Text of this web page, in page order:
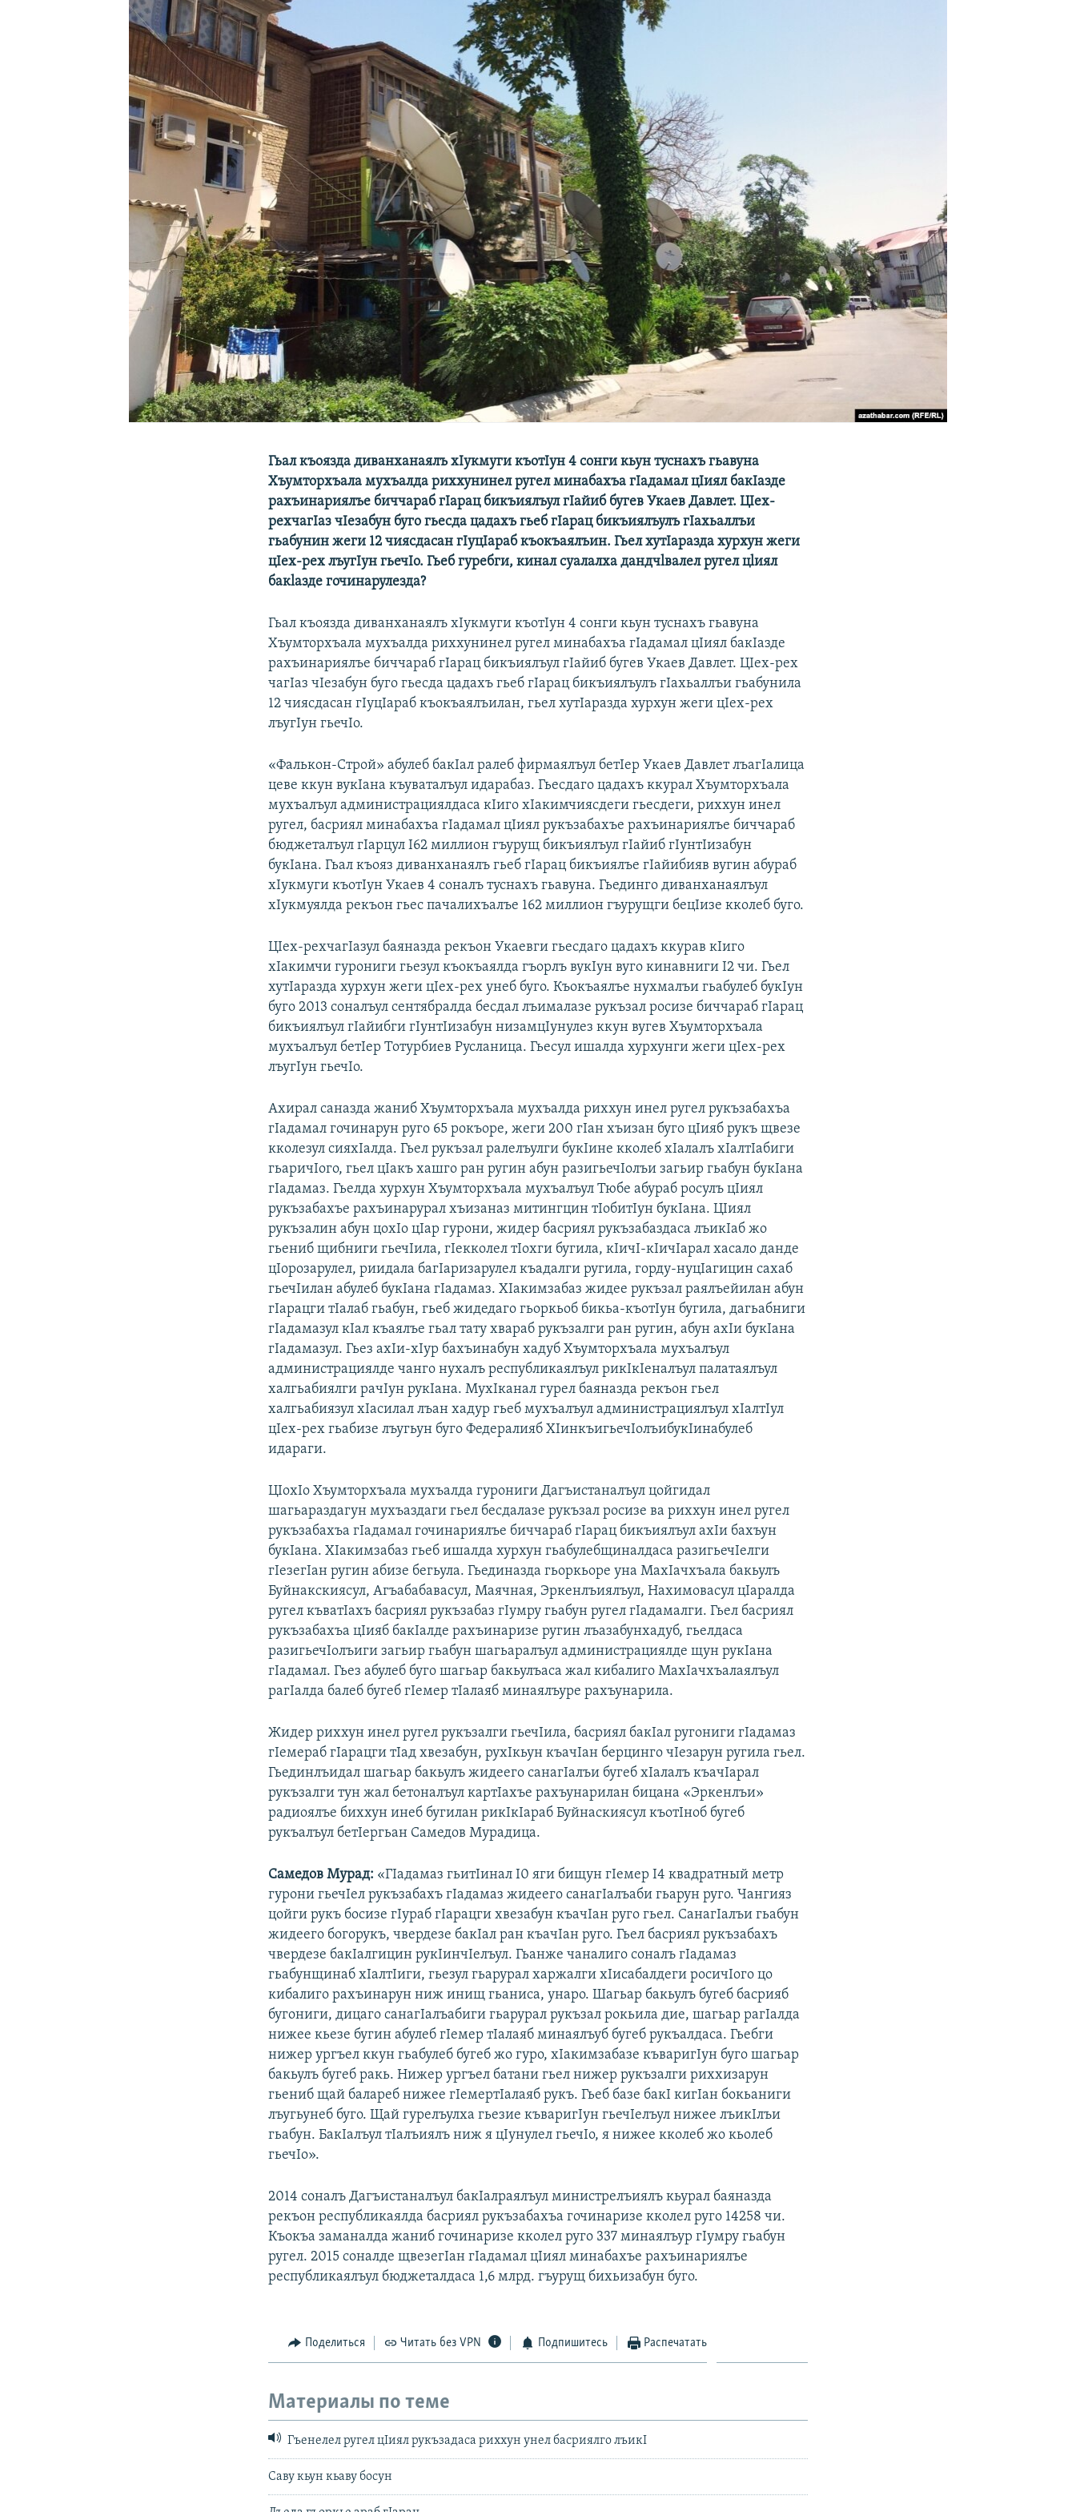
ПОДПИШИТЕСЬ НА РАССЫЛКУ
Гьал къоязда диванханаялъ хIукмуги къотIун 4 сонги кьун туснахъ гьавуна
Хъумторхъала мухъалда риххунинел ругел минабахъа гIадамал цIиял бакIазде
рахъинариялъе биччараб гIарац бикъиялъул гIайиб бугев Укаев Давлет. ЦIех-
рехчагIаз чIезабун буго гьесда цадахъ гьеб гIарац бикъиялъулъ гIахьаллъи
гьабунин жеги 12 чиясдасан гIуцIараб къокъаялъин. Гьел хутIаразда хурхун жеги
цIех-рех лъугIун гьечIо. Гьеб гуребги, кинал суалалха дандчlвалел ругел цlиял
бакlазде гочинарулезда?
Гьал къоязда диванханаялъ хIукмуги къотIун 4 сонги кьун туснахъ гьавуна
Хъумторхъала мухъалда риххунинел ругел минабахъа гIадамал цIиял бакIазде
рахъинариялъе биччараб гIарац бикъиялъул гIайиб бугев Укаев Давлет. ЦIех-рех
чагIаз чIезабун буго гьесда цадахъ гьеб гIарац бикъиялъулъ гIахьаллъи гьабунила
12 чиясдасан гIуцIараб къокъаялъилан, гьел хутIаразда хурхун жеги цIех-рех
лъугIун гьечIо.
«Фалькон-Строй» абулеб бакIал ралеб фирмаялъул бетIер Укаев Давлет лъагIалица
цеве ккун вукIана къуваталъул идарабаз. Гьесдаго цадахъ ккурал Хъумторхъала
мухъалъул администрациялдаса кIиго хIакимчиясдеги гьесдеги, риххун инел
ругел, басриял минабахъа гIадамал цIиял рукъзабахъе рахъинариялъе биччараб
бюджеталъул гIарцул I62 миллион гъурущ бикъиялъул гIайиб гIунтIизабун
букIана. Гьал къояз диванханаялъ гьеб гIарац бикъиялъе гIайибияв вугин абураб
хIукмуги къотIун Укаев 4 соналъ туснахъ гьавуна. Гьединго диванханаялъул
хIукмуялда рекъон гьес пачалихъалъе 162 миллион гъурущги бецIизе кколеб буго.
ЦIех-рехчагIазул баяназда рекъон Укаевги гьесдаго цадахъ ккурав кIиго
хIакимчи гурониги гьезул къокъаялда гъорлъ вукIун вуго кинавниги I2 чи. Гьел
хутIаразда хурхун жеги цIех-рех унеб буго. Къокъаялъе нухмалъи гьабулеб букIун
буго 2013 соналъул сентябралда бесдал лъималазе рукъзал росизе биччараб гIарац
бикъиялъул гIайибги гIунтIизабун низамцIунулез ккун вугев Хъумторхъала
мухъалъул бетIер Тотурбиев Русланица. Гьесул ишалда хурхунги жеги цIех-рех
лъугIун гьечIо.
Ахирал саназда жаниб Хъумторхъала мухъалда риххун инел ругел рукъзабахъа
гIадамал гочинарун руго 65 рокъоре, жеги 200 гIан хъизан буго цIияб рукъ щвезе
кколезул сияхIалда. Гьел рукъзал ралелъулги букIине кколеб хIалалъ хIалтIабиги
гьаричIого, гьел цIакъ хашго ран ругин абун разигьечIолъи загьир гьабун букIана
гIадамаз. Гьелда хурхун Хъумторхъала мухъалъул Тюбе абураб росулъ цIиял
рукъзабахъе рахъинарурал хъизаназ митингцин тIобитIун букIана. ЦIиял
рукъзалин абун цохIо цIар гурони, жидер басриял рукъзабаздаса лъикIаб жо
гьениб щибниги гьечIила, гIекколел тIохги бугила, кIичI-кIичIарал хасало данде
цIорозарулел, риидала багIаризарулел къадалги ругила, горду-нуцIагицин сахаб
гьечIилан абулеб букIана гIадамаз. ХIакимзабаз жидее рукъзал раялъейилан абун
гIарацги тIалаб гьабун, гьеб жидедаго гьоркьоб бикьа-къотIун бугила, дагьабниги
гIадамазул кIал къаялъе гьал тату хвараб рукъзалги ран ругин, абун ахIи букIана
гIадамазул. Гьез ахIи-хIур бахъинабун хадуб Хъумторхъала мухъалъул
администрациялде чанго нухалъ республикаялъул рикIкIеналъул палатаялъул
халгьабиялги рачIун рукIана. МухIканал гурел баяназда рекъон гьел
халгьабиязул хIасилал лъан хадур гьеб мухъалъул администрациялъул хIалтIул
цIех-рех гьабизе лъугьун буго Федералияб ХIинкъигьечIолъибукIинабулеб
идараги.
ЦIохIо Хъумторхъала мухъалда гурониги Дагъистаналъул цойгидал
шагьараздагун мухъаздаги гьел бесдалазе рукъзал росизе ва риххун инел ругел
рукъзабахъа гIадамал гочинариялъе биччараб гIарац бикъиялъул ахIи бахъун
букIана. ХIакимзабаз гьеб ишалда хурхун гьабулебщиналдаса разигьечIелги
гIезегIан ругин абизе бегьула. Гьединазда гьоркьоре уна МахIачхъала бакьулъ
Буйнакскиясул, Агъабабавасул, Маячная, Эркенлъиялъул, Нахимовасул цIаралда
ругел къватIахъ басриял рукъзабаз гIумру гьабун ругел гIадамалги. Гьел басриял
рукъзабахъа цIияб бакIалде рахъинаризе ругин лъазабунхадуб, гьелдаса
разигьечIолъиги загьир гьабун шагьаралъул администрациялде щун рукIана
гIадамал. Гьез абулеб буго шагьар бакьулъаса жал кибалиго МахIачхъалаялъул
рагIалда балеб бугеб гIемер тIалаяб минаялъуре рахъунарила.
Жидер риххун инел ругел рукъзалги гьечIила, басриял бакIал ругониги гIадамаз
гIемераб гIарацги тIад хвезабун, рухIкьун къачIан берцинго чIезарун ругила гьел.
Гьединлъидал шагьар бакьулъ жидеего санагIалъи бугеб хIалалъ къачIарал
рукъзалги тун жал бетоналъул картIахъе рахъунарилан бицана «Эркенлъи»
радиоялъе биххун инеб бугилан рикIкIараб Буйнаскиясул къотIноб бугеб
рукъалъул бетIергьан Самедов Мурадица.
Самедов Мурад: «ГIадамаз гьитIинал I0 яги бищун гIемер I4 квадратный метр
гурони гьечIел рукъзабахъ гIадамаз жидеего санагIалъаби гьарун руго. Чангияз
цойги рукъ босизе гIураб гIарацги хвезабун къачIан руго гьел. СанагIалъи гьабун
жидеего богорукъ, чвердезе бакIал ран къачIан руго. Гьел басриял рукъзабахъ
чвердезе бакIалгицин рукIинчIелъул. Гьанже чаналиго соналъ гIадамаз
гьабунщинаб хIалтIиги, гьезул гьарурал харжалги хIисабалдеги росичIого цо
кибалиго рахъинарун ниж инищ гьаниса, унаро. Шагьар бакьулъ бугеб басрияб
бугониги, дицаго санагIалъабиги гьарурал рукъзал рокьила дие, шагьар рагIалда
нижее кьезе бугин абулеб гIемер тIалаяб минаялъуб бугеб рукъалдаса. Гьебги
нижер ургъел ккун гьабулеб бугеб жо гуро, хIакимзабазе къваригIун буго шагьар
бакьулъ бугеб ракь. Нижер ургъел батани гьел нижер рукъзалги риххизарун
гьениб щай балареб нижее гIемертIалаяб рукъ. Гьеб базе бакI кигIан бокьаниги
лъугьунеб буго. Щай гурелъулха гьезие къваригIун гьечIелъул нижее лъикIлъи
гьабун. БакIалъул тIалъиялъ ниж я цIунулел гьечIо, я нижее кколеб жо кьолеб
гьечIо».
2014 соналъ Дагъистаналъул бакIалраялъул министрелъиялъ кьурал баяназда
рекъон республикаялда басриял рукъзабахъа гочинаризе кколел руго 14258 чи.
Къокъа заманалда жаниб гочинаризе кколел руго 337 минаялъур гIумру гьабун
ругел. 2015 соналде щвезегIан гIадамал цIиял минабахъе рахъинариялъе
республикаялъул бюджеталдаса 1,6 млрд. гъурущ бихьизабун буго.
Поделиться Читать без VPN Подпишитесь Распечатать
Материалы по теме
Гъенелел ругел цIиял рукъзадаса риххун унел басриялго лъикI
Cаву кьун кьаву босун